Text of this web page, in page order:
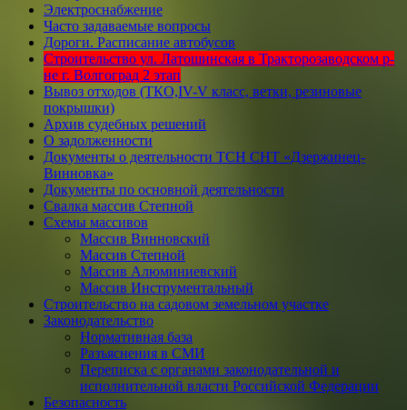
Электроснабжение
Часто задаваемые вопросы
Дороги. Расписание автобусов
Строительство ул. Латошинская в Тракторозаводском р-
не г. Волгоград 2 этап
Вывоз отходов (ТКО,IV-V класс, ветки, резиновые
покрышки)
Архив судебных решений
О задолженности
Документы о деятельности ТСН СНТ «Дзержинец-
Винновка»
Документы по основной деятельности
Свалка массив Степной
Схемы массивов
Массив Винновский
Массив Степной
Массив Алюминиевcкий
Массив Инструментальный
Строительство на садовом земельном участке
Законодательство
Нормативная база
Разъяснения в СМИ
Переписка с органами законодательной и
исполнительной власти Российской Федерации
Безопасность